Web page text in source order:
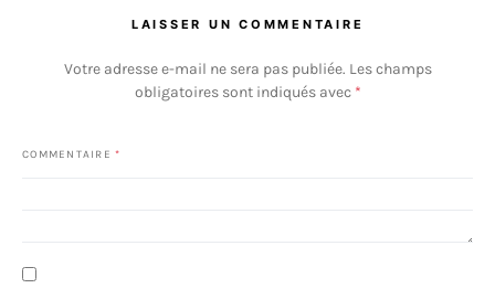
LAISSER UN COMMENTAIRE
Votre adresse e-mail ne sera pas publiée. Les champs
obligatoires sont indiqués avec *
COMMENTAIRE *